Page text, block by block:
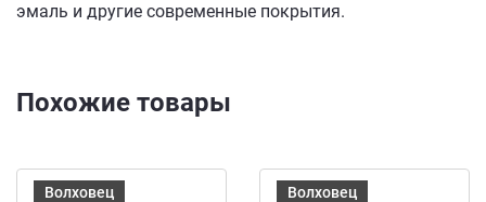
эмаль и другие современные покрытия.
Похожие товары
Волховец Волховец